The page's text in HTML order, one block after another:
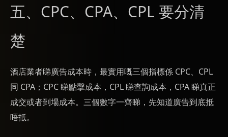
五、CPC、CPA、CPL 要分清
楚
酒店業者睇廣告成本時，最實用嘅三個指標係 CPC、CPL
同 CPA；CPC 睇點擊成本，CPL 睇查詢成本，CPA 睇真正
成交或者到場成本。三個數字一齊睇，先知道廣告到底抵
唔抵。